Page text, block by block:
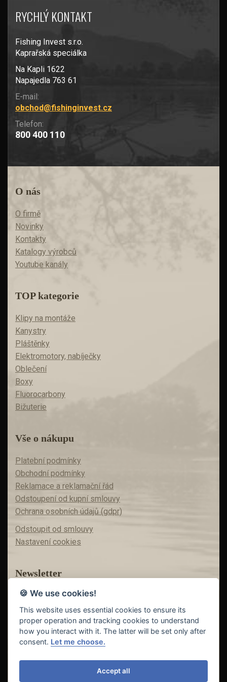
RYCHLÝ KONTAKT
Fishing Invest s.r.o.
Kaprařská speciálka
Na Kapli 1622
Napajedla 763 61
E-mail:
obchod@fishinginvest.cz
Telefon:
800 400 110
O nás
O firmě
Novinky
Kontakty
Katalogy výrobců
Youtube kanály
TOP kategorie
Klipy na montáže
Kanystry
Pláštěnky
Elektromotory, nabíječky
Oblečení
Boxy
Fluorocarbony
Bižuterie
Vše o nákupu
Platební podmínky
Obchodní podmínky
Reklamace a reklamační řád
Odstoupení od kupní smlouvy
Ochrana osobních údajů (gdpr)
Odstoupit od smlouvy
Nastavení cookies
Newsletter
Máte zájem o akční nabídky?
Teď už vám nic neunikne!
🍪 We use cookies!
This website uses essential cookies to ensure its
proper operation and tracking cookies to understand
how you interact with it. The latter will be set only after
consent. Let me choose.
Accept all